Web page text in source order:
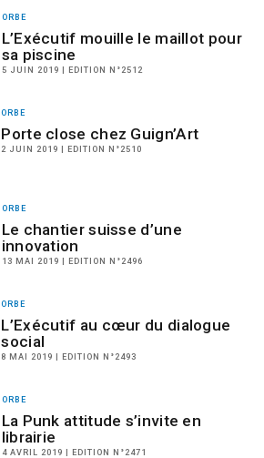
ORBE
L’Exécutif mouille le maillot pour
sa piscine
5 JUIN 2019 | EDITION N°2512
ORBE
Porte close chez Guign’Art
2 JUIN 2019 | EDITION N°2510
ORBE
Le chantier suisse d’une
innovation
13 MAI 2019 | EDITION N°2496
ORBE
L’Exécutif au cœur du dialogue
social
8 MAI 2019 | EDITION N°2493
ORBE
La Punk attitude s’invite en
librairie
4 AVRIL 2019 | EDITION N°2471